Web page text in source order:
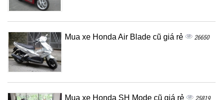
Mua xe Honda Air Blade cũ giá rẻ 26650
Mua xe Honda SH Mode cũ giá rẻ 25819